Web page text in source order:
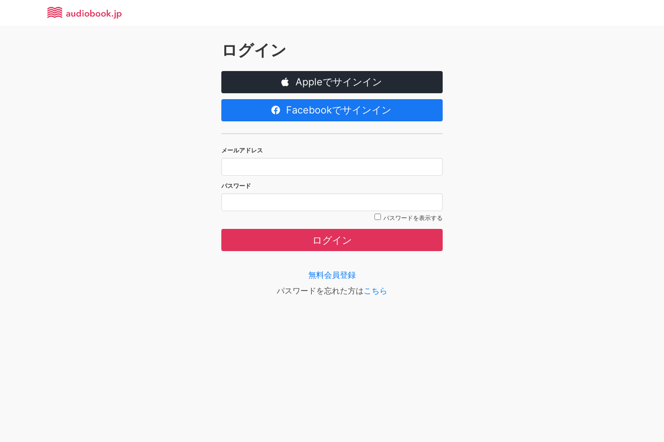
ログイン
Appleでサインイン
Facebookでサインイン
メールアドレス
パスワード
パスワードを表示する
ログイン
無料会員登録
パスワードを忘れた方はこちら